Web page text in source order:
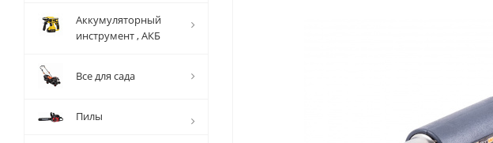
Аккумуляторный
инструмент , АКБ
Все для сада
Пилы